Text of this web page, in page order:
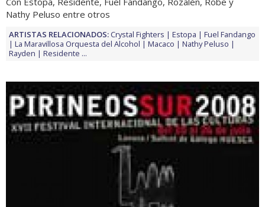
Nathy Peluso entre otros
ARTISTAS RELACIONADOS:Crystal Fighters Estopa
Fuel Fandango
La Maravillosa Orquesta del Alcohol
Macaco
Nathy Peluso
Rayden
Residente ...